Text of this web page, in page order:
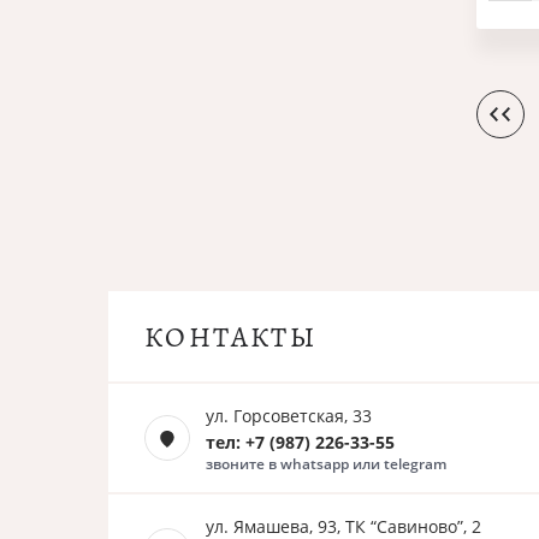
КОНТАКТЫ
ул. Горсоветская, 33
тел: +7 (987) 226-33-55
звоните в whatsapp или telegram
ул. Ямашева, 93, ТК “Савиново”, 2